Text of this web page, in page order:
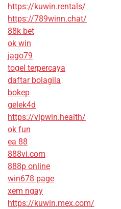
https://kuwin.rentals/
https://789winn.chat/
88k bet
ok win
jago79
togel terpercaya
daftar bolagila
bokep
gelek4d
https://vipwin.health/
ok fun
ea 88
888vi.com
888p online
win678 page
xem ngay
https://kuwin.mex.com/